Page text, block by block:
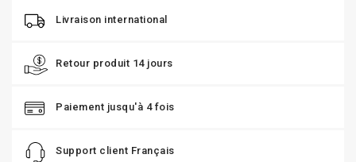
Livraison international
Retour produit 14 jours
Paiement jusqu'à 4 fois
Support client Français